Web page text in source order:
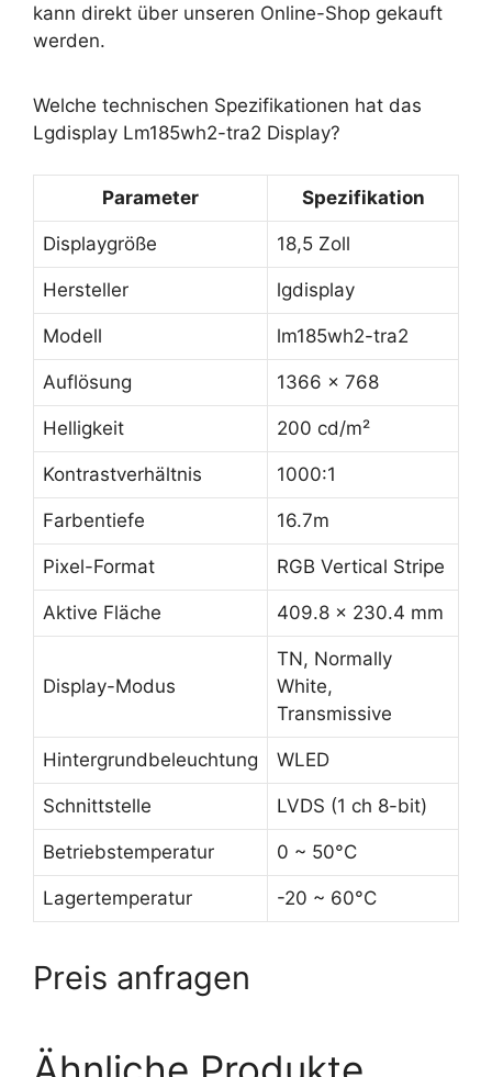
kann direkt über unseren Online-Shop gekauft
werden.
Welche technischen Spezifikationen hat das
Lgdisplay Lm185wh2-tra2 Display?
Parameter Spezifikation
Displaygröße 18,5 Zoll
Hersteller lgdisplay
Modell lm185wh2-tra2
Auflösung 1366 x 768
Helligkeit 200 cd/m²
Kontrastverhältnis 1000:1
Farbentiefe 16.7m
Pixel-Format RGB Vertical Stripe
Aktive Fläche 409.8 x 230.4 mm
Display-Modus
TN, Normally
White,
Transmissive
Hintergrundbeleuchtung WLED
Schnittstelle LVDS (1 ch 8-bit)
Betriebstemperatur 0 ~ 50°C
Lagertemperatur -20 ~ 60°C
Preis anfragen